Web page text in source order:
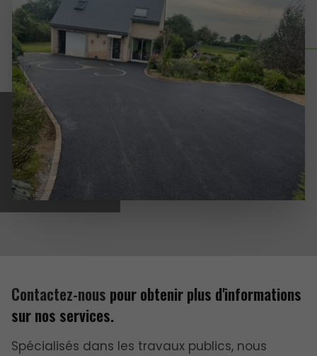
Contactez-nous pour obtenir plus d'informations
sur nos services.
Spécialisés dans les travaux publics, nous